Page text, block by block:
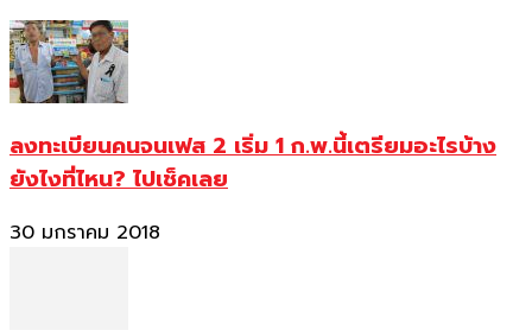
ลงทะเบียนคนจนเฟส 2 เริ่ม 1 ก.พ.นี้เตรียมอะไรบ้าง
ยังไงที่ไหน? ไปเช็คเลย
30 มกราคม 2018